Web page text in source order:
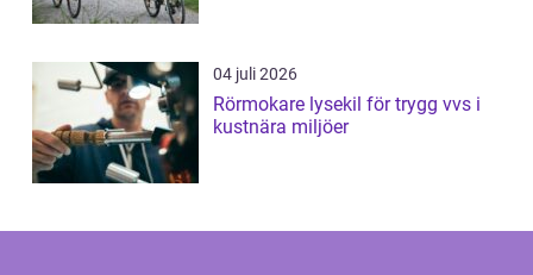
04 juli 2026
Rörmokare lysekil för trygg vvs i
kustnära miljöer